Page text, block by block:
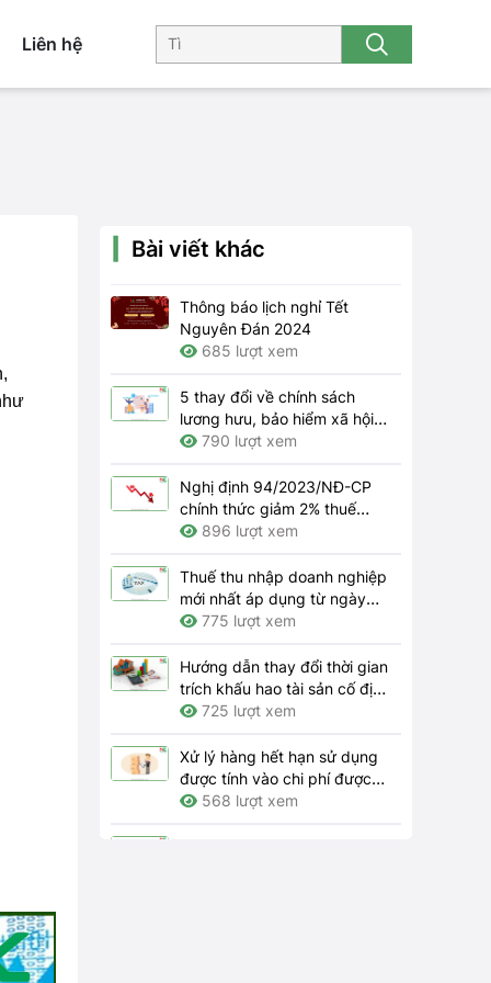
Liên hệ
Bài viết khác
Thông báo lịch nghỉ Tết
Nguyên Đán 2024
685 lượt xem
5 thay đổi về chính sách
lương hưu, bảo hiểm xã hội
năm 2024
790 lượt xem
Nghị định 94/2023/NĐ-CP
chính thức giảm 2% thuế
GTGT 2024
896 lượt xem
Thuế thu nhập doanh nghiệp
mới nhất áp dụng từ ngày
01/7/2023
775 lượt xem
Hướng dẫn thay đổi thời gian
trích khấu hao tài sản cố định
theo quy định hiện hành như
725 lượt xem
Xử lý hàng hết hạn sử dụng
được tính vào chi phí được
trừ khi tính thuế thu nhập
568 lượt xem